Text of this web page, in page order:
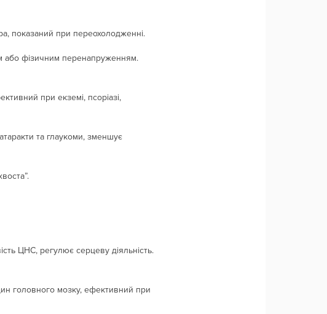
показаний при переохолодженні.
або фізичним перенапруженням.
при екземі, псоріазі,
та глаукоми, зменшує
ЦНС, регулює серцеву діяльність.
головного мозку, ефективний при